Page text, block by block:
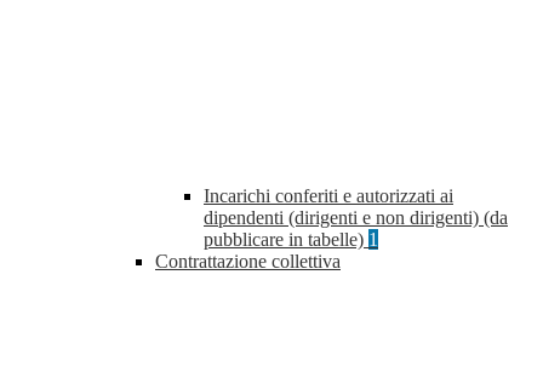
Incarichi conferiti e autorizzati ai
dipendenti (dirigenti e non dirigenti) (da
pubblicare in tabelle) 1
Contrattazione collettiva